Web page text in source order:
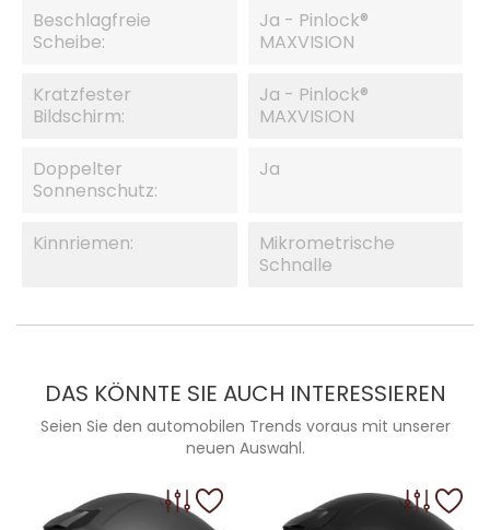
Beschlagfreie
Scheibe:
Ja - Pinlock®
MAXVISION
Kratzfester
Bildschirm:
Ja - Pinlock®
MAXVISION
Doppelter
Sonnenschutz:
Ja
Kinnriemen:
Mikrometrische
Schnalle
DAS KÖNNTE SIE AUCH INTERESSIEREN
Seien Sie den automobilen Trends voraus mit unserer
neuen Auswahl.